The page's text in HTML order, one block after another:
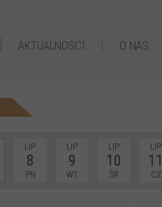
AKTUALNOŚCI O NAS
LIP
8
PN
LIP
9
WT
LIP
10
ŚR
LIP
11
CZ